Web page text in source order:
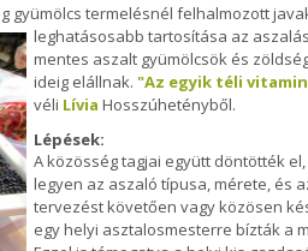
gyümölcs termelésnél felhalmozott
leghatásosabb tartosítása az
mentes aszalt gyümölcsök és
ideig elállnak. "Az egyik téli
véli LíviaHosszúhetényből.
Lépések:
A közösség tagjai együtt döntötték
legyen az aszaló típusa, mérete, és
tervezést követően vagy közösen
egy helyi asztalosmesterre bízták a